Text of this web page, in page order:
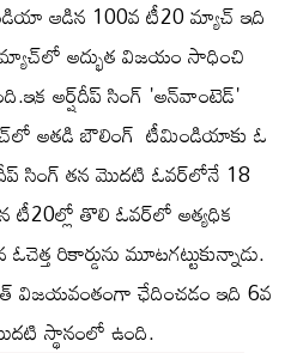
ఆడిన 100వ టీ20 మ్యాచ్ ఇది
అద్భుత విజయం సాధించి
అర్ష్‌దీప్ సింగ్ 'అన్‌వాంటెడ్'
అతడి బౌలింగ్ టీమిండియాకు ఓ
సింగ్ తన మొదటి ఓవర్‌లోనే 18
టీ20ల్లో తొలి ఓవర్‌లో అత్యధిక
రికార్డును మూటగట్టుకున్నాడు.
విజయవంతంగా ఛేదించడం ఇది 6వ
స్థానంలో ఉంది.